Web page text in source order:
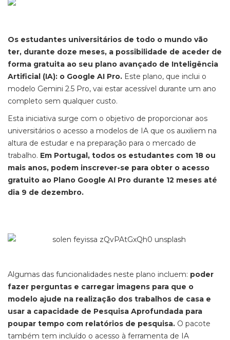
Os estudantes universitários de todo o mundo vão
ter, durante doze meses, a possibilidade de aceder de
forma gratuita ao seu plano avançado de Inteligência
Artificial (IA): o Google AI Pro. Este plano, que inclui o
modelo Gemini 2.5 Pro, vai estar acessível durante um ano
completo sem qualquer custo.
Esta iniciativa surge com o objetivo de proporcionar aos
universitários o acesso a modelos de IA que os auxiliem na
altura de estudar e na preparação para o mercado de
trabalho. Em Portugal, todos os estudantes com 18 ou
mais anos, podem inscrever-se para obter o acesso
gratuito ao Plano Google AI Pro durante 12 meses até
dia 9 de dezembro.
Algumas das funcionalidades neste plano incluem: poder
fazer perguntas e carregar imagens para que o
modelo ajude na realização dos trabalhos de casa e
usar a capacidade de Pesquisa Aprofundada para
poupar tempo com relatórios de pesquisa. O pacote
também tem incluído o acesso à ferramenta de IA